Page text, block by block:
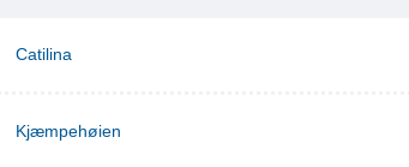
Catilina
Kjæmpehøien